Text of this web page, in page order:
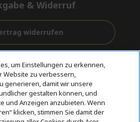
& Widerruf
widerrufen
vor und nach
dem Kauf
Sichere
Zahlungsoptionen
Wiederverkäufer und Händler der
die in diesem Shop angeboten
um Einstellungen zu erkennen,
Website zu verbessern,
generieren, damit wir unsere
gestalten können, und
und Anzeigen anzubieten. Wenn
klicken, stimmen Sie damit der